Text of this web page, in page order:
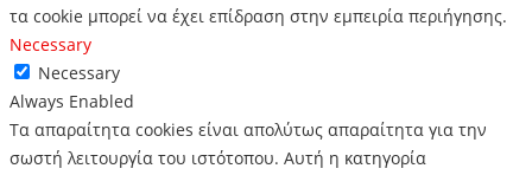
τα cookie μπορεί να έχει επίδραση στην εμπειρία περιήγησης.
Necessary
Necessary
Always Enabled
Τα απαραίτητα cookies είναι απολύτως απαραίτητα για την
σωστή λειτουργία του ιστότοπου. Αυτή η κατηγορία